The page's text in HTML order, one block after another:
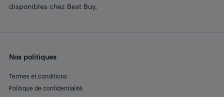
disponibles chez Best Buy.
Nos politiques
Termes et conditions
Politique de confidentialité